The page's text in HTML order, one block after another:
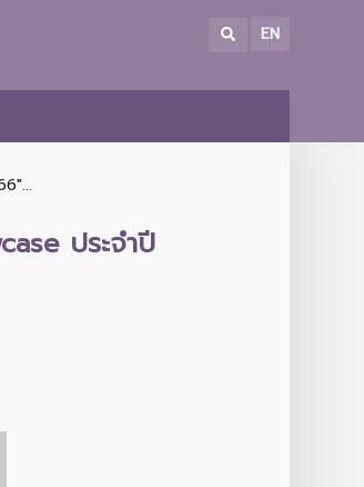
EN
ประจำปี